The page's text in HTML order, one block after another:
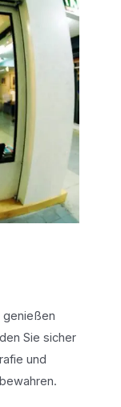
genießen
Sie sicher
und